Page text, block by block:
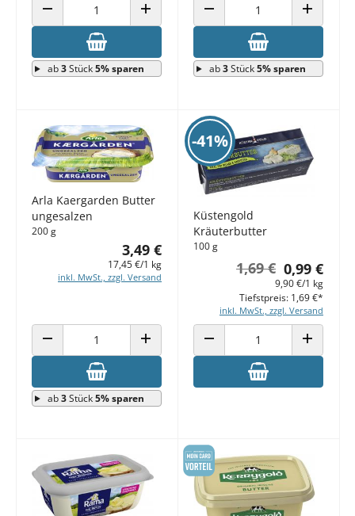
ANZAHL VERRINGERN ANZAHL ERHÖHEN
ab3Stück5% sparen
ANZAHL VERRINGERN ANZAHL
ab3Stück5% sparen
Arla Kaergarden Butter
ungesalzen
200 g
3,49 €
17,45 €/1 kg
inkl. MwSt., zzgl. Versand
ANZAHL VERRINGERN ANZAHL ERHÖHEN
ab3Stück5% sparen
-41%
Küstengold
Kräuterbutter
100 g
0,99 €
1,69 €
9,90 €/1 kg
inkl. MwSt., zzgl. Versand
Tiefstpreis: 1,69 €*
ANZAHL VERRINGERN ANZAHL